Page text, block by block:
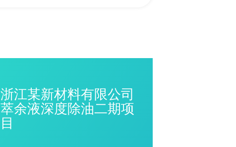
广东某科技有限公司精
馏脱氨热泵节能改造项
目